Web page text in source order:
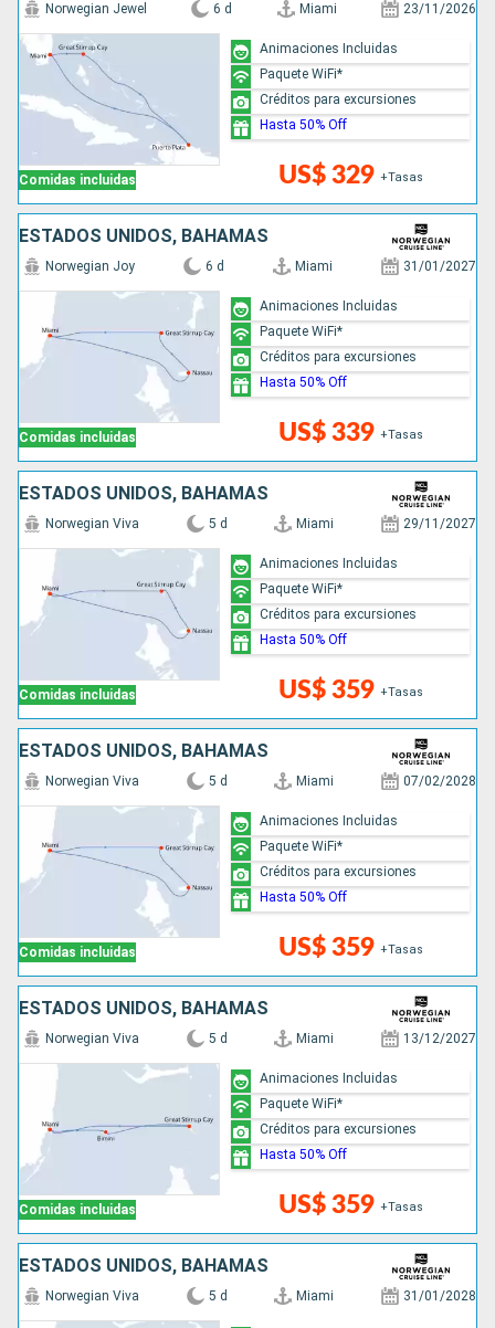
Comidas incluidas
Norwegian Jewel 6 d Miami 23/11/2026
US$ 329 +Tasas
Animaciones Incluidas
Paquete WiFi*
Créditos para excursiones
Hasta 50% Off
ESTADOS UNIDOS, BAHAMAS
Comidas incluidas
Norwegian Joy 6 d Miami 31/01/2027
US$ 339 +Tasas
Animaciones Incluidas
Paquete WiFi*
Créditos para excursiones
Hasta 50% Off
ESTADOS UNIDOS, BAHAMAS
Comidas incluidas
Norwegian Viva 5 d Miami 29/11/2027
US$ 359 +Tasas
Animaciones Incluidas
Paquete WiFi*
Créditos para excursiones
Hasta 50% Off
ESTADOS UNIDOS, BAHAMAS
Comidas incluidas
Norwegian Viva 5 d Miami 07/02/2028
US$ 359 +Tasas
Animaciones Incluidas
Paquete WiFi*
Créditos para excursiones
Hasta 50% Off
ESTADOS UNIDOS, BAHAMAS
Comidas incluidas
Norwegian Viva 5 d Miami 13/12/2027
US$ 359 +Tasas
Animaciones Incluidas
Paquete WiFi*
Créditos para excursiones
Hasta 50% Off
ESTADOS UNIDOS, BAHAMAS
Norwegian Viva 5 d Miami 31/01/2028